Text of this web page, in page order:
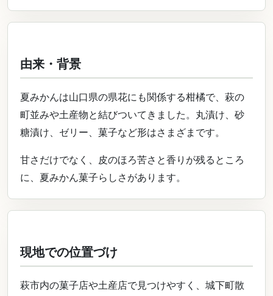
由来・背景
夏みかんは山口県の県花にも関係する柑橘で、萩の
町並みや土産物と結びついてきました。丸漬け、砂
糖漬け、ゼリー、菓子など形はさまざまです。
甘さだけでなく、皮のほろ苦さと香りが残るところ
に、夏みかん菓子らしさがあります。
現地での位置づけ
萩市内の菓子店や土産店で見つけやすく、城下町散